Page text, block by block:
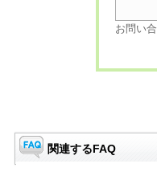
お問い
関連するFAQ